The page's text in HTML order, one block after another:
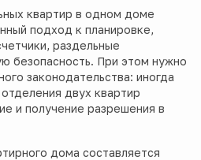
квартир в одном доме
подход к планировке,
раздельные
безопасность. При этом нужно
законодательства: иногда
двух квартир
и получение разрешения в
дома составляется